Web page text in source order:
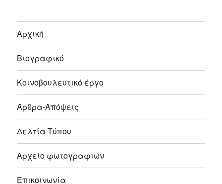
Αρχική
Βιογραφικό
Κοινοβουλευτικό έργο
Άρθρα-Απόψεις
Δελτία Τύπου
Αρχείο φωτογραφιών
Επικοινωνία